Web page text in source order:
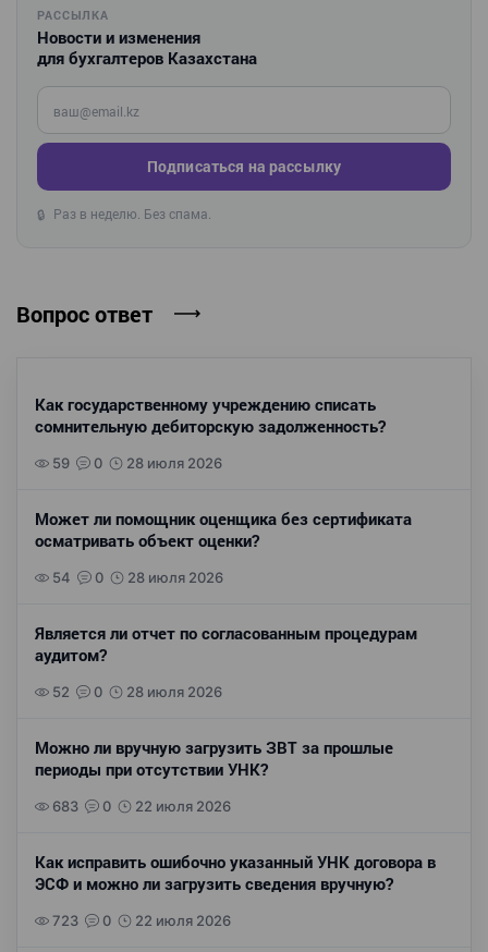
РАССЫЛКА
Новости и изменения
для бухгалтеров Казахстана
Введите ваш e-mail
Подписаться на рассылку
🔒 Раз в неделю. Без спама.
Вопрос ответ
Как государственному учреждению списать
сомнительную дебиторскую задолженность?
59 0 28 июля 2026
Может ли помощник оценщика без сертификата
осматривать объект оценки?
54 0 28 июля 2026
Является ли отчет по согласованным процедурам
аудитом?
52 0 28 июля 2026
Можно ли вручную загрузить ЗВТ за прошлые
периоды при отсутствии УНК?
683 0 22 июля 2026
Как исправить ошибочно указанный УНК договора в
ЭСФ и можно ли загрузить сведения вручную?
723 0 22 июля 2026